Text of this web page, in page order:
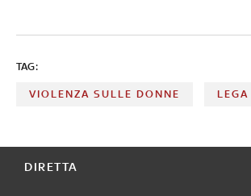
TAG:
VIOLENZA SULLE DONNE LEGA
DIRETTA